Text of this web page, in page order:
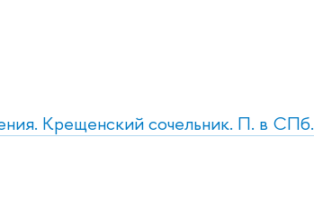
Крещенский сочельник. П. в СПб.